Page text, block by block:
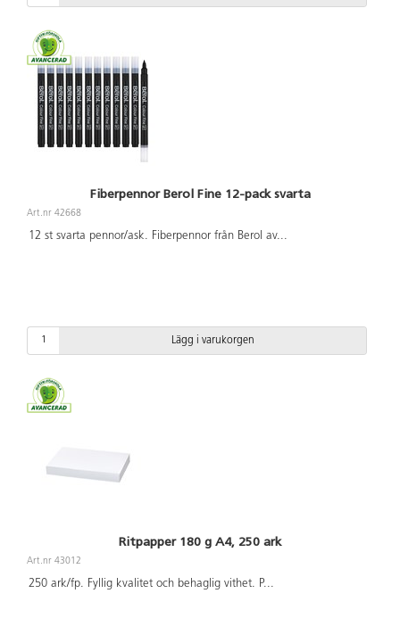
Fiberpennor Berol Fine 12-pack svarta
Art.nr 42668
12 st svarta pennor/ask. Fiberpennor från Berol av...
Lägg i varukorgen
Ritpapper 180 g A4, 250 ark
Art.nr 43012
250 ark/fp. Fyllig kvalitet och behaglig vithet. P...